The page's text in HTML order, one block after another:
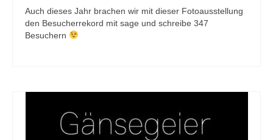
Auch dieses Jahr brachen wir mit dieser Fotoausstellung
den Besucherrekord mit sage und schreibe 347
Besuchern